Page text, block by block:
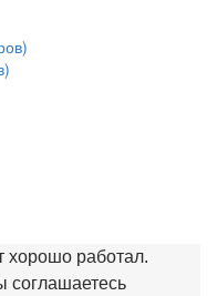
хорошо работал.
соглашаетесь